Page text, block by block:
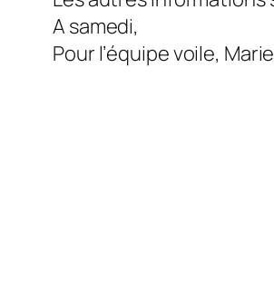
A samedi,
Pour l’équipe voile, Marie